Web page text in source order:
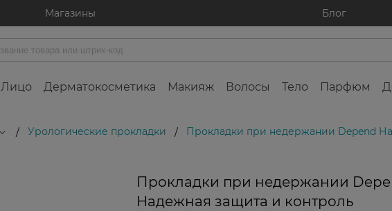
Магазины Блог
Лицо Дерматокосметика Макияж Волосы Тело Парфюм
/ Урологические прокладки / Прокладки при недержании Depend
Прокладки при недержании
Надежная защита и контроль